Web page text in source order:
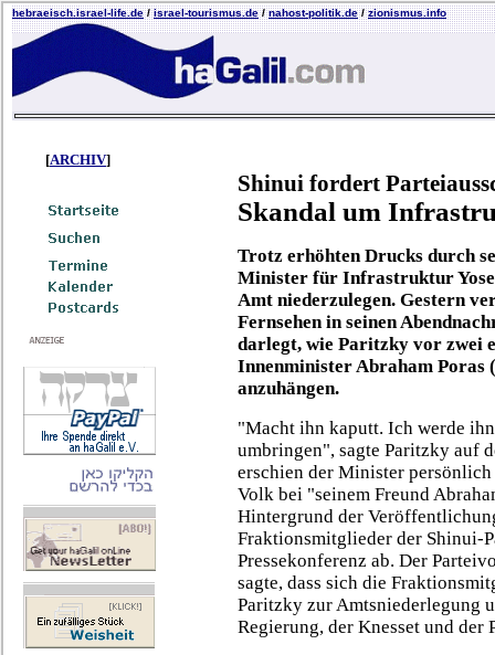
hebraeisch.israel-life.de/israel-tourismus.de/nahost-politik.de/zionismus.info
[ARCHIV]
Shinui fordert
Skandal um
Trotz erhöhten Drucks durch
Minister für Infrastruktur
Amt niederzulegen. Gestern
Fernsehen in seinen
darlegt, wie Paritzky vor zwei
Innenminister Abraham Poras
anzuhängen.
"Macht ihn kaputt. Ich werde
umbringen", sagte Paritzky auf
erschien der Minister
Volk bei "seinem Freund
Hintergrund der
Fraktionsmitglieder der Shinui-
Pressekonferenz ab. Der
sagte, dass sich die
Paritzky zur Amtsniederlegung
Regierung, der Knesset und der